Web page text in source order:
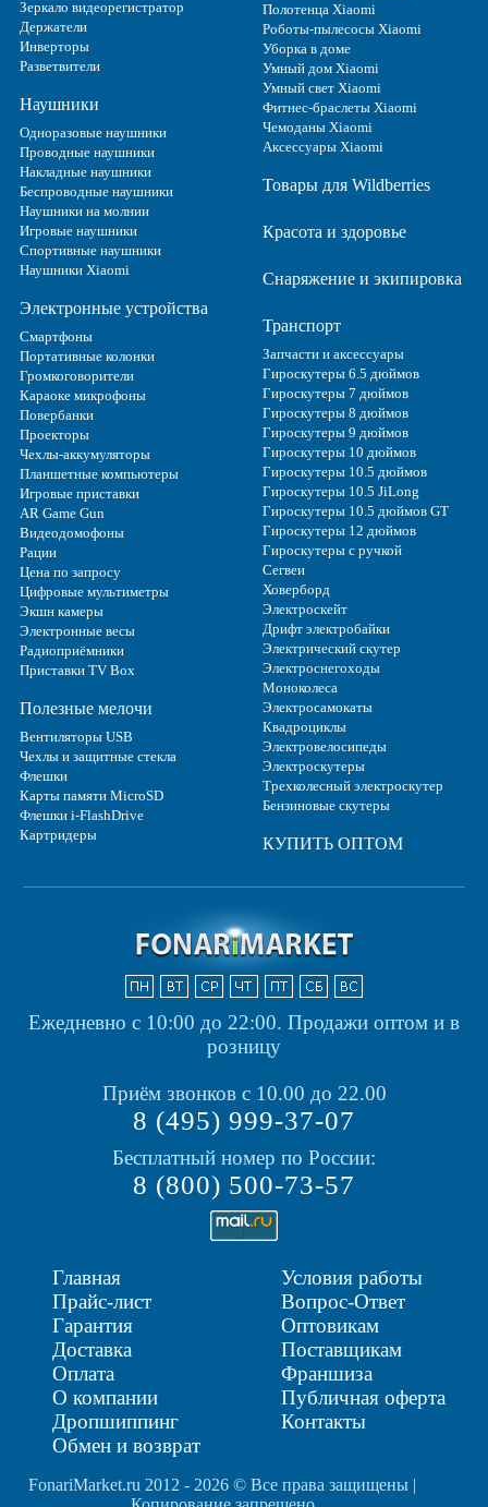
Зеркало видеорегистратор
Держатели
Инверторы
Разветвители
Наушники
Одноразовые наушники
Проводные наушники
Накладные наушники
Беспроводные наушники
Наушники на молнии
Игровые наушники
Спортивные наушники
Наушники Xiaomi
Электронные устройства
Смартфоны
Портативные колонки
Громкоговорители
Караоке микрофоны
Повербанки
Проекторы
Чехлы-аккумуляторы
Планшетные компьютеры
Игровые приставки
AR Game Gun
Видеодомофоны
Рации
Цена по запросу
Цифровые мультиметры
Экшн камеры
Электронные весы
Радиоприёмники
Приставки TV Box
Полезные мелочи
Вентиляторы USB
Чехлы и защитные стекла
Флешки
Карты памяти MicroSD
Флешки i-FlashDrive
Картридеры
Полотенца Xiaomi
Роботы-пылесосы Xiaomi
Уборка в доме
Умный дом Xiaomi
Умный свет Xiaomi
Фитнес-браслеты Xiaomi
Чемоданы Xiaomi
Аксессуары Xiaomi
Товары для Wildberries
Красота и здоровье
Снаряжение и экипировка
Транспорт
Запчасти и аксессуары
Гироскутеры 6.5 дюймов
Гироскутеры 7 дюймов
Гироскутеры 8 дюймов
Гироскутеры 9 дюймов
Гироскутеры 10 дюймов
Гироскутеры 10.5 дюймов
Гироскутеры 10.5 JiLong
Гироскутеры 10.5 дюймов GT
Гироскутеры 12 дюймов
Гироскутеры с ручкой
Сегвеи
Ховерборд
Электроскейт
Дрифт электробайки
Электрический скутер
Электроснегоходы
Моноколеса
Электросамокаты
Квадроциклы
Электровелосипеды
Электроскутеры
Трехколесный электроскутер
Бензиновые скутеры
КУПИТЬ ОПТОМ
Ежедневно с 10:00 до 22:00. Продажи оптом и в
розницу
Приём звонков с 10.00 до 22.00
8 (495) 999-37-07
Бесплатный номер по России:
8 (800) 500-73-57
Главная
Прайс-лист
Гарантия
Доставка
Оплата
О компании
Дропшиппинг
Обмен и возврат
Условия работы
Вопрос-Ответ
Оптовикам
Поставщикам
Франшиза
Публичная оферта
Контакты
FonariMarket.ru 2012 - 2026 © Все права защищены |